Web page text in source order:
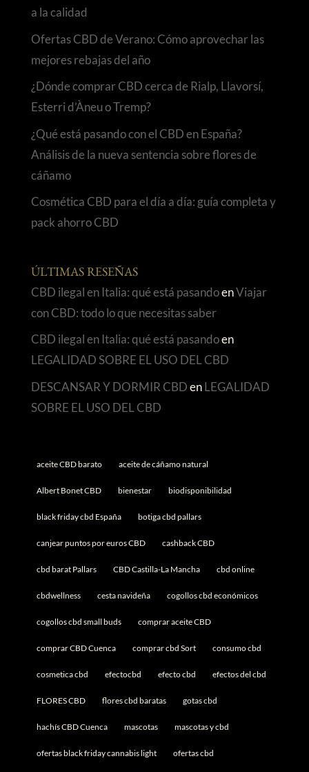
a la calidad
Ofertas CBD de Verano: Cómo aprovechar las
mejores rebajas del año
¿Dónde comprar CBD cerca de Rialp, Llavorsí,
Esterri d’Àneu o Tremp?
¿Qué está pasando con el CBD en España?
Análisis de la nueva sentencia sobre flores de
cáñamo
Cosmética CBD para el día a día: guía completa y
pack ahorro CBD
ÚLTIMAS RESEÑAS
CBD ilegal en Italia: qué está pasandoenViajar
con CBD: todo lo que necesitas saber
CBD ilegal en Italia: qué está pasandoen
LEGALIDAD SOBRE EL USO DEL CBD
DESCANSAR Y DORMIR CBDenLEGALIDAD
SOBRE EL USO DEL CBD
aceite CBD barato aceite de cáñamo natural
Albert Bonet CBD bienestar biodisponibilidad
black friday cbd España botiga cbd pallars
canjear puntos por euros CBD cashback CBD
cbd barat Pallars CBD Castilla-La Mancha cbd online
cbdwellness cesta navideña cogollos cbd económicos
cogollos cbd small buds comprar aceite CBD
comprar CBD Cuenca comprar cbd Sort consumo cbd
cosmetica cbd efectocbd efecto cbd efectos del cbd
FLORES CBD flores cbd baratas gotas cbd
hachís CBD Cuenca mascotas mascotas y cbd
ofertas black friday cannabis light ofertas cbd